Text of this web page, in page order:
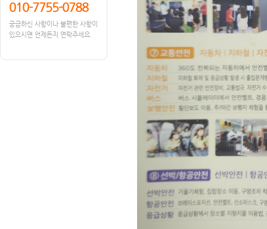
010-7755-0788
궁금하신 사항이나 불편한 사항이
있으시면 언제든지 연락주세요.